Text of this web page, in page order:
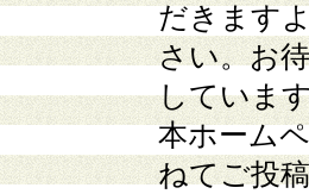
だきます
さい。お
していま
本ホーム
ねてご投